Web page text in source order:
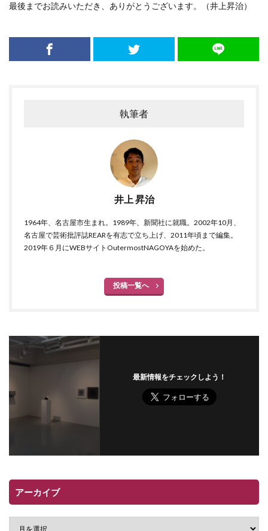
最後までお読みいただき、ありがとうございます。（井上昇治）
執筆者
井上 昇治
1964年、名古屋市生まれ。1989年、新聞社に就職。2002年10月、
名古屋で芸術批評誌REARを有志で立ち上げ、2011年頃まで編集。
2019年６月にWEBサイトOutermostNAGOYAを始めた。
投稿一覧へ
最新情報をチェックしよう！
アーカイブ